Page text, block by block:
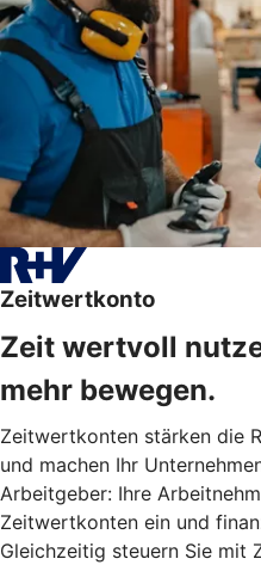
Zeitwertkonto
Zeit wertvoll
mehr bewegen.
Zeitwertkonten stärken die
und machen Ihr
Arbeitgeber: Ihre
Zeitwertkonten ein und
Gleichzeitig steuern Sie mit